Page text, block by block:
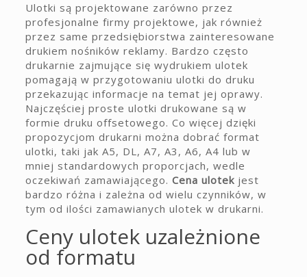
Ulotki są projektowane zarówno przez
profesjonalne firmy projektowe, jak również
przez same przedsiębiorstwa zainteresowane
drukiem nośników reklamy. Bardzo często
drukarnie zajmujące się wydrukiem ulotek
pomagają w przygotowaniu ulotki do druku
przekazując informacje na temat jej oprawy.
Najczęściej proste ulotki drukowane są w
formie druku offsetowego. Co więcej dzięki
propozycjom drukarni można dobrać format
ulotki, taki jak A5, DL, A7, A3, A6, A4 lub w
mniej standardowych proporcjach, wedle
oczekiwań zamawiającego. Cena ulotekjest
bardzo różna i zależna od wielu czynników, w
tym od ilości zamawianych ulotek w drukarni.
Ceny ulotek uzależnione
od formatu